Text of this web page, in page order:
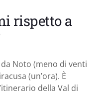
rispetto a
Noto (meno di venti
(un’ora). È
della Val di